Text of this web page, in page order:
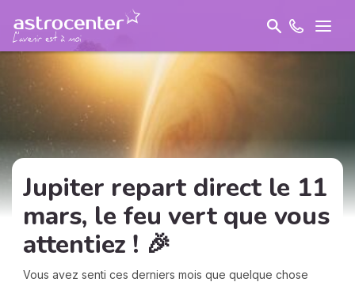
Jupiter repart direct le 11
mars, le feu vert que vous
attentiez ! 🎉
Vous avez senti ces derniers mois que quelque chose